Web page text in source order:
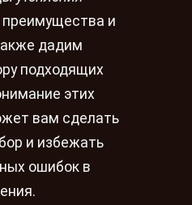
преимущества и
дадим
подходящих
этих
вам сделать
и избежать
ошибок в